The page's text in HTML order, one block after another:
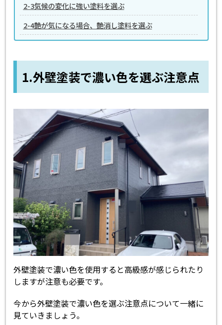
2-3気候の変化に強い塗料を選ぶ
2-4艶が気になる場合、艶消し塗料を選ぶ
1.外壁塗装で濃い色を選ぶ注意点
外壁塗装で濃い色を使用すると高級感が感じられたり
しますが注意も必要です。
今から外壁塗装で濃い色を選ぶ注意点について一緒に
見ていきましょう。